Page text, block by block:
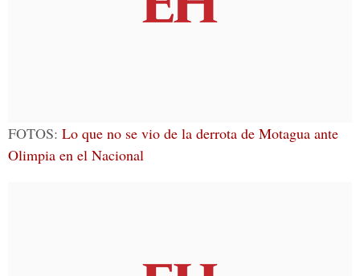
FOTOS: Lo que no se vio de la derrota de Motagua ante
Olimpia en el Nacional